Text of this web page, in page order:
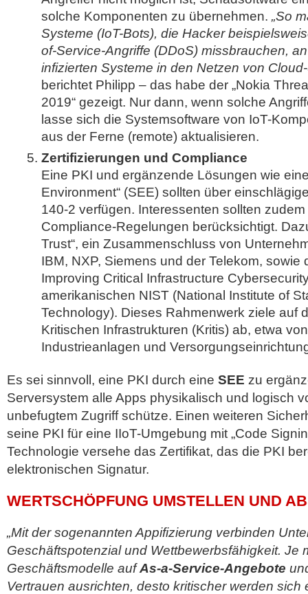
solche Komponenten zu übernehmen. „So
Systeme (IoT-Bots), die Hacker
of-Service-Angriffe (DDoS) missbrauchen,
infizierten Systeme in den Netzen von
berichtet Philipp – das habe der „Nokia
2019“ gezeigt. Nur dann, wenn solche
lasse sich die Systemsoftware von IoT-
aus der Ferne (remote) aktualisieren.
Zertifizierungen und Compliance
Eine PKI und ergänzende Lösungen wie
Environment“ (SEE) sollten über
140-2 verfügen. Interessenten sollten
Compliance-Regelungen berücksichtigt.
Trust“, ein Zusammenschluss von
IBM, NXP, Siemens und der Telekom, sowie
Improving Critical Infrastructure
amerikanischen NIST (National Institute of
Technology). Dieses Rahmenwerk ziele auf
Kritischen Infrastrukturen (Kritis) ab, etwa
Industrieanlagen und
Es sei sinnvoll, eine PKI durch eine SEE zu
Serversystem alle Apps physikalisch und logisch
unbefugtem Zugriff schütze. Einen weiteren
seine PKI für eine IIoT-Umgebung mit „Code
Technologie versehe das Zertifikat, das die PKI
elektronischen Signatur.
WERTSCHÖPFUNG UMSTELLEN UND
„Mit der sogenannten Appifizierung verbinden
Geschäftspotenzial und Wettbewerbsfähigkeit. Je
Geschäftsmodelle aufAs-a-Service-Angebote
Vertrauen ausrichten, desto kritischer werden sich